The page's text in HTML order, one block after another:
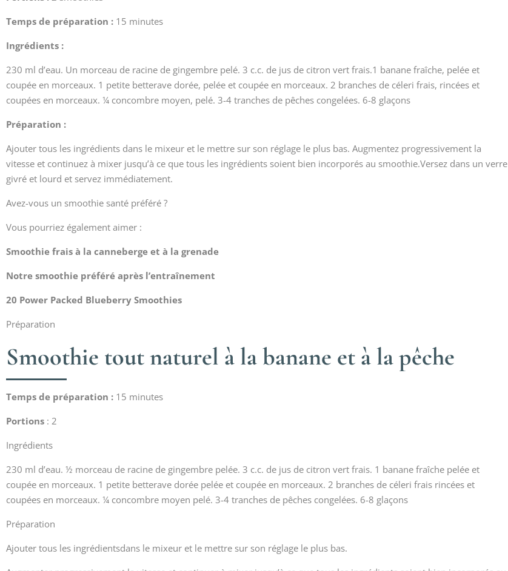
Temps de préparation : 15 minutes
Ingrédients :
230 ml d’eau. Un morceau de racine de gingembre pelé. 3 c.c. de jus de citron vert frais.1 banane fraîche, pelée et
coupée en morceaux. 1 petite betterave dorée, pelée et coupée en morceaux. 2 branches de céleri frais, rincées et
coupées en morceaux. ¼ concombre moyen, pelé. 3-4 tranches de pêches congelées. 6-8 glaçons
Préparation :
Ajouter tous les ingrédients dans le mixeur et le mettre sur son réglage le plus bas. Augmentez progressivement la
vitesse et continuez à mixer jusqu’à ce que tous les ingrédients soient bien incorporés au smoothie.Versez dans un verre
givré et lourd et servez immédiatement.
Avez-vous un smoothie santé préféré ?
Vous pourriez également aimer :
Smoothie frais à la canneberge et à la grenade
Notre smoothie préféré après l’entraînement
20 Power Packed Blueberry Smoothies
Préparation
Smoothie tout naturel à la banane et à la pêche
Temps de préparation : 15 minutes
Portions : 2
Ingrédients
230 ml d’eau. ½ morceau de racine de gingembre pelée. 3 c.c. de jus de citron vert frais. 1 banane fraîche pelée et
coupée en morceaux. 1 petite betterave dorée pelée et coupée en morceaux. 2 branches de céleri frais rincées et
coupées en morceaux. ¼ concombre moyen pelé. 3-4 tranches de pêches congelées. 6-8 glaçons
Préparation
Ajouter tous les ingrédientsdans le mixeur et le mettre sur son réglage le plus bas.